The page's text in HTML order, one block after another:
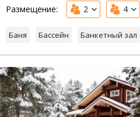
Размещение: 2 4
Баня Бассейн Банкетный зал